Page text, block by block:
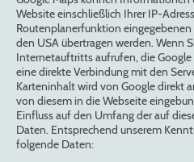
Website einschließlich Ihrer IP-
Routenplanerfunktion
den USA übertragen werden. Wenn
Internetauftritts aufrufen, die
eine direkte Verbindung mit den
Karteninhalt wird von Google direkt
von diesem in die Webseite
Einfluss auf den Umfang der auf
Daten. Entsprechend unserem
folgende Daten: